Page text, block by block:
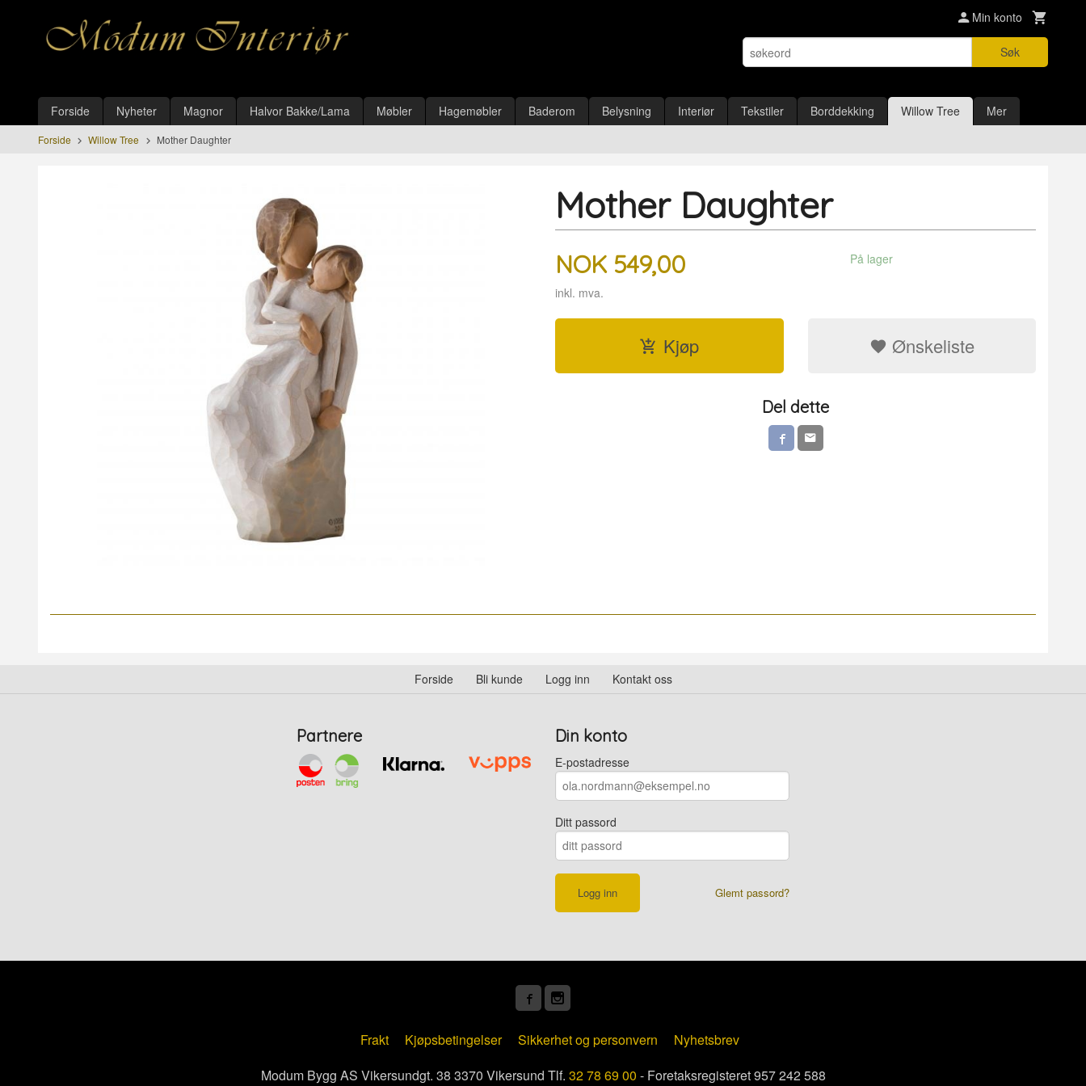
innholdet
Min konto
Søk
Produkter
Forside Nyheter Magnor Halvor Bakke/Lama Møbler Hagemøbler Baderom Belysning Interiør Tekstiler Borddekking Willow Tree Mer
Forside Willow Tree Mother Daughter
Mother Daughter
NOK 549,00
inkl. mva.
På lager
Kjøp Ønskeliste
Del dette
Forside Bli kunde Logg inn Kontakt oss
Partnere Din konto
E-postadresse
Ditt passord
Glemt passord?
Frakt Kjøpsbetingelser Sikkerhet og personvern
Nyhetsbrev
Modum Bygg AS Vikersundgt. 38 3370 Vikersund Tlf. 32 78 69 00 - Foretaksregisteret 957 242 588